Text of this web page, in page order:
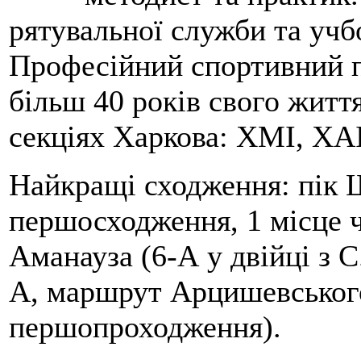
рятувальної служби та
Професійний спортивний
більш 40 років свого
секціях Харкова: ХМІ,
Найкращі сходження: пік
першосходження, 1 місце
Аманауза (6-А у двійці з
А, маршрут
першопроходження).